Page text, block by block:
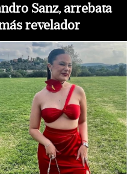
Sanz, arrebata
revelador